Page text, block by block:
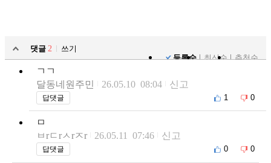
댓글 2
쓰기
등록순
최신순 추천순
ㄱㄱ
달동네원주민
26.05.10 08:04 신고
답댓글 1 0
ㅁ
ㅂrㄷrㅅrㅈr
26.05.11 07:46 신고
답댓글 0 0